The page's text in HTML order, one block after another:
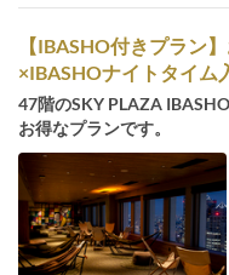
【IBASHO付きプラン
×IBASHOナイトタイ
47階のSKY PLAZA
お得なプランです。